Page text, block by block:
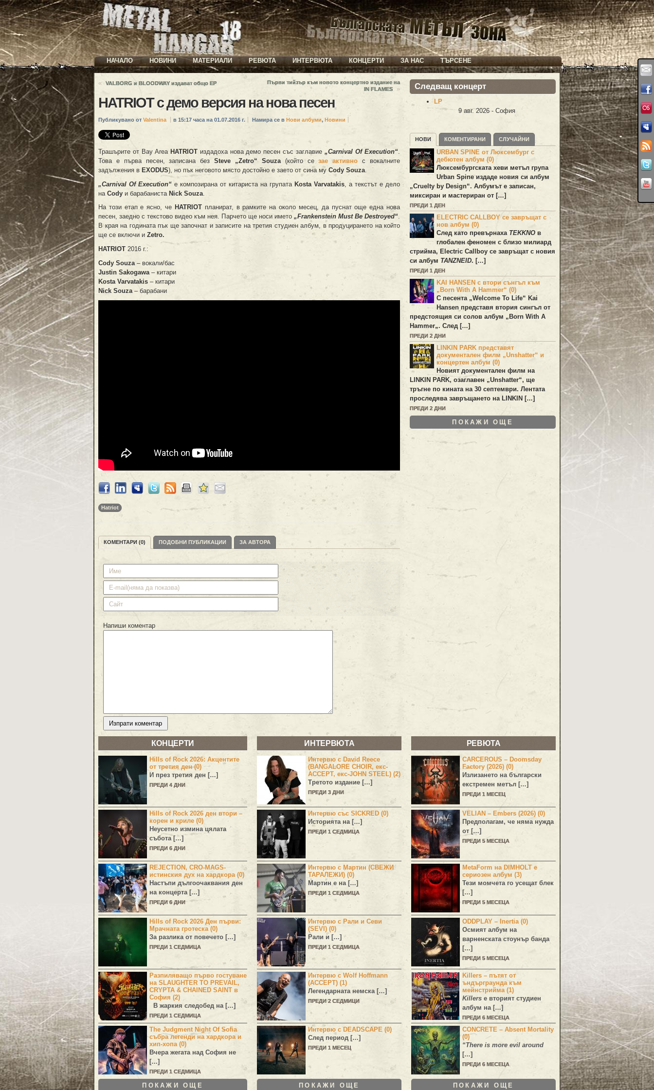
НАЧАЛО НОВИНИ МАТЕРИАЛИ РЕВЮТА ИНТЕРВЮТА КОНЦЕРТИ ЗА НАС ТЪРСЕНЕ
« VALBORG и BLOODWAY издават общо EP
Първи тийзър към новото концертно издание на
IN FLAMES
»
HATRIOT с демо версия на нова песен
Публикувано от Valentina в 15:17 часа на 01.07.2016 г. Намира се в Нови албуми, Новини
Трашърите от Bay Area HATRIOTиздадоха нова демо песен със заглавие„Carnival Of Execution“
Това е първа песен, записана безSteve „Zetro“ Souza(който сезае активно с вокалните
задължения в EXODUS), но пък неговото място достойно е заето от сина му Cody Souza
„Carnival Of Execution“ е композирана от китариста на групата Kosta Varvatakis , а текстът е дело
на Cody и барабаниста Nick Souza
На този етап е ясно, че HATRIOT планират, в рамките на около месец, да пуснат още една нова
песен, заедно с текстово видео към нея. Парчето ще носи името „Frankenstein Must Be Destroyed“.
В края на годината пък ще започнат и записите на третия студиен албум, в продуцирането на който
ще се включи и Zetro.
HATRIOT 2016 г.:
Cody Souza – вокали/бас
Justin Sakogawa – китари
Kosta Varvatakis – китари
Nick Souza – барабани
Hatriot
КОМЕНТАРИ (0) ПОДОБНИ ПУБЛИКАЦИИ ЗА АВТОРА
Напиши коментар
Следващ концерт
LP
9 авг. 2026 - София
НОВИ КОМЕНТИРАНИ СЛУЧАЙНИ
URBAN SPINE от Люксембург с
дебютен албум (0)
Люксембургската хеви метъл група
Urban Spineиздаде новия си албум
„Cruelty by Design“. Албумът е записан,
миксиран и мастериран от […]
ПРЕДИ 1 ДЕН
ELECTRIC CALLBOY се завръщат с
нов албум (0)
След като превърнаха TEKKNO в
глобален феномен с близо милиард
стрийма, Electric Callboy се завръщат с новия
си албум TANZNEID. […]
ПРЕДИ 1 ДЕН
KAI HANSEN с втори сънгъл към
„Born With A Hammer“ (0)
С песента „Welcome To Life“ Kai
Hansen представя втория сингъл от
предстоящия си солов албум „ Born With A
Hammer„. След […]
ПРЕДИ 2 ДНИ
LINKIN PARK представят
документален филм „Unshatter“ и
концертен албум (0)
Новият документален филм на
LINKIN PARK, озаглавен „Unshatter“, ще
тръгне по кината на 30 септември. Лентата
проследява завръщането наLINKIN […]
ПРЕДИ 2 ДНИ
ПОКАЖИ ОЩЕ
КОНЦЕРТИ
Hills of Rock 2026: Акцентите
от третия ден (0)
И през третия ден […]
ПРЕДИ 4 ДНИ
Hills of Rock 2026 ден втори –
корен и криле (0)
Неусетно измина цялата
събота […]
ПРЕДИ 6 ДНИ
REJECTION, CRO-MAGS-
истинския дух на хардкора (0)
Настъпи дългоочаквания ден
на концерта […]
ПРЕДИ 6 ДНИ
Hills of Rock 2026 Ден първи:
Мрачната гротеска (0)
За разлика от повечето […]
ПРЕДИ 1 СЕДМИЦА
Разпиляващо първо гостуване
на SLAUGHTER TO PREVAIL,
CRYPTA & CHAINED SAINT в
София (2)
В жаркия следобед на […]
ПРЕДИ 1 СЕДМИЦА
The Judgment Night Of Sofia
събра легенди на хардкора и
хип-хопа (0)
Вчера жегата над София не
[…]
ПРЕДИ 1 СЕДМИЦА
ПОКАЖИ ОЩЕ
ИНТЕРВЮТА
Интервю с David Reece
(BANGALORE CHOIR, екс-
ACCEPT, екс-JOHN STEEL) (2)
Третото издание […]
ПРЕДИ 3 ДНИ
Интервю със SICKRED (0)
Историята на […]
ПРЕДИ 1 СЕДМИЦА
Интервю с Мартин (СВЕЖИ
ТАРАЛЕЖИ) (0)
Мартин е на […]
ПРЕДИ 1 СЕДМИЦА
Интервю с Рали и Севи
(SEVI) (0)
Рали и […]
ПРЕДИ 1 СЕДМИЦА
Интервю с Wolf Hoffmann
(ACCEPT) (1)
Легендарната немска […]
ПРЕДИ 2 СЕДМИЦИ
Интервю с DEADSCAPE (0)
След период […]
ПРЕДИ 1 МЕСЕЦ
ПОКАЖИ ОЩЕ
РЕВЮТА
CARCEROUS – Doomsday
Factory (2026) (0)
Излизането на български
екстремен метъл […]
ПРЕДИ 1 МЕСЕЦ
VELIAN – Embers (2026) (0)
Предполагам, че няма нужда
от […]
ПРЕДИ 5 МЕСЕЦА
MetaForm на DIMHOLT е
сериозен албум (3)
Тези момчета го усещат блек
[…]
ПРЕДИ 5 МЕСЕЦА
ODDPLAY – Inertia (0)
Осмият албум на
варненската стоунър банда
[…]
ПРЕДИ 5 МЕСЕЦА
Killers – пътят от
ъндърграунда към
мейнстрийма (1)
Killers е вторият студиен
албум на […]
ПРЕДИ 6 МЕСЕЦА
CONCRETE – Absent Mortality
(0)
“There is more evil around
[…]
ПРЕДИ 6 МЕСЕЦА
ПОКАЖИ ОЩЕ